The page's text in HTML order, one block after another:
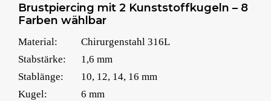
Brustpiercing mit 2 Kunststoffkugeln – 8
Farben wählbar
Material:
Chirurgenstahl 316L
Stabstärke:
1,6 mm
Stablänge:
10, 12, 14, 16 mm
Kugel:
6 mm